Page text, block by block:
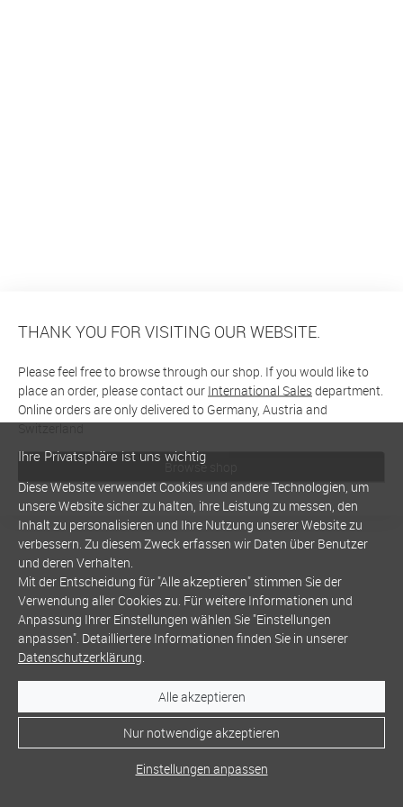
THANK YOU FOR VISITING OUR WEBSITE.
Please feel free to browse through our shop. If you would like to
place an order, please contact our International Salesdepartment.
Online orders are only delivered to Germany, Austria and
Switzerland
Browse shop
Ihre Privatsphäre ist uns wichtig
Diese Website verwendet Cookies und andere Technologien, um
unsere Website sicher zu halten, ihre Leistung zu messen, den
Inhalt zu personalisieren und Ihre Nutzung unserer Website zu
verbessern. Zu diesem Zweck erfassen wir Daten über Benutzer
und deren Verhalten.
Mit der Entscheidung für "Alle akzeptieren" stimmen Sie der
Verwendung aller Cookies zu. Für weitere Informationen und
Anpassung Ihrer Einstellungen wählen Sie "Einstellungen
anpassen". Detailliertere Informationen finden Sie in unserer
Datenschutzerklärung.
Alle akzeptieren
Nur notwendige akzeptieren
Einstellungen anpassen